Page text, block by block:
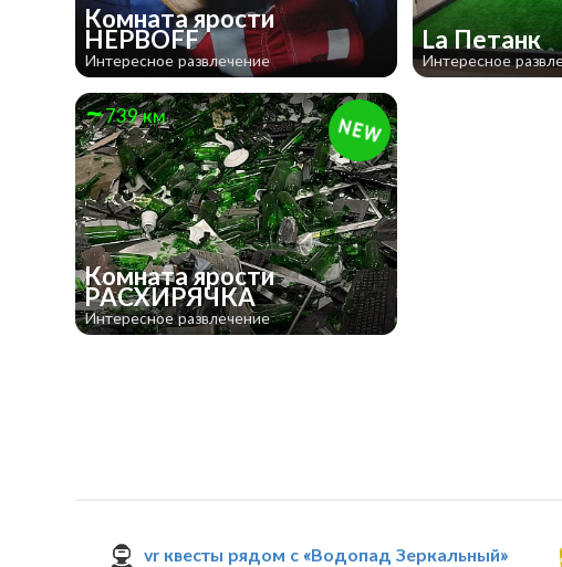
Комната ярости
НЕРВOFF
Интересное развлечение
La Петанк
Интересное
739 км
Комната ярости
РАСХИРЯЧКА
Интересное развлечение
vr квесты рядом с «Водопад Зеркальный»